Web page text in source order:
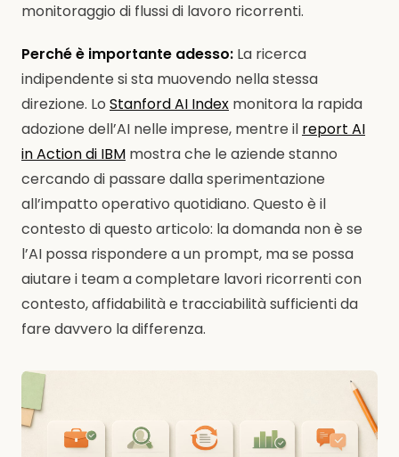
monitoraggio di flussi di lavoro ricorrenti.
Perché è importante adesso: La ricerca
indipendente si sta muovendo nella stessa
direzione. Lo Stanford AI Index monitora la rapida
adozione dell’AI nelle imprese, mentre il report AI
in Action di IBM mostra che le aziende stanno
cercando di passare dalla sperimentazione
all’impatto operativo quotidiano. Questo è il
contesto di questo articolo: la domanda non è se
l’AI possa rispondere a un prompt, ma se possa
aiutare i team a completare lavori ricorrenti con
contesto, affidabilità e tracciabilità sufficienti da
fare davvero la differenza.